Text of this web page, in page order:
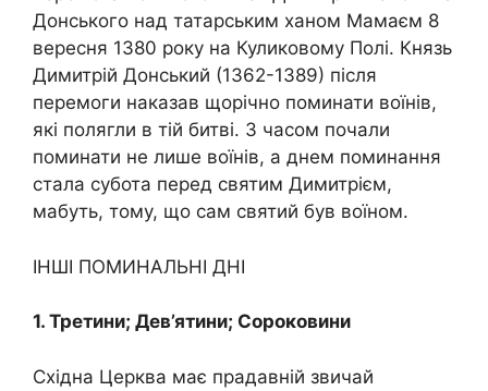
Донського над татарським ханом Мамаєм 8
вересня 1380 року на Куликовому Полі. Князь
Димитрій Донський (1362-1389) після
перемоги наказав щорічно поминати воїнів,
які полягли в тій битві. З часом почали
поминати не лише воїнів, а днем поминання
стала субота перед святим Димитрієм,
мабуть, тому, що сам святий був воїном.
IНШІ ПОМИНАЛЬНІ ДНІ
1. Третини; Дев’ятини; Сороковини
Східна Церква має прадавній звичай